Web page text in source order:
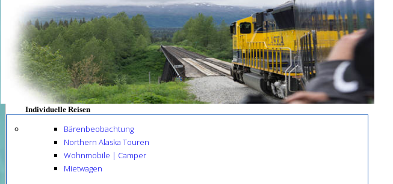
Individuelle Reisen
Bärenbeobachtung
Northern Alaska Touren
Wohnmobile | Camper
Mietwagen